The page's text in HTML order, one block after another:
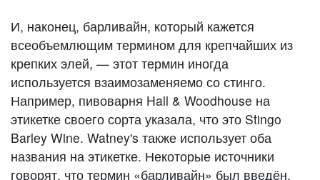
И, наконец, барливайн, который кажется
всеобъемлющим термином для крепчайших из
крепких элей, — этот термин иногда
используется взаимозаменяемо со стинго.
Например, пивоварня Hall & Woodhouse на
этикетке своего сорта указала, что это Stingo
Barley Wine. Watney's также использует оба
названия на этикетке. Некоторые источники
говорят, что термин «барливайн» был введён,